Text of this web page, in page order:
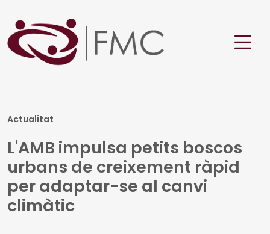
Actualitat
L'AMB impulsa petits boscos
urbans de creixement ràpid
per adaptar-se al canvi
climàtic